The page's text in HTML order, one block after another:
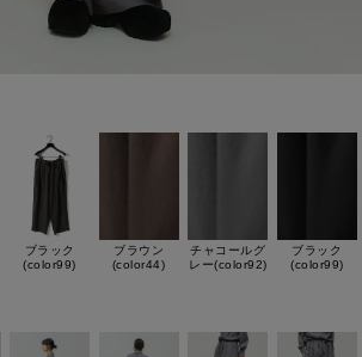
ブラック
(color99)
ブラウン
(color44)
チャコールグ
レー(color92)
ブラック
(color99)